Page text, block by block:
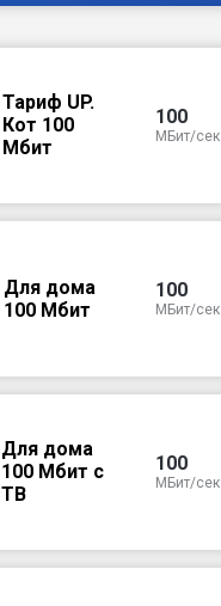
Тариф UP.
Кот 100
Мбит
100
МБит/сек
Для дома
100 Мбит
100
МБит/сек
Для дома
100 Мбит с
ТВ
100
МБит/сек